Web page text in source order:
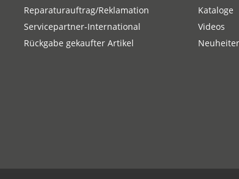
Reparaturauftrag/Reklamation
Servicepartner-International
Rückgabe gekaufter Artikel
Kataloge
Videos